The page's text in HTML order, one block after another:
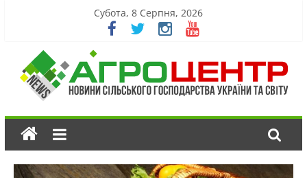
Субота, 8 Серпня, 2026